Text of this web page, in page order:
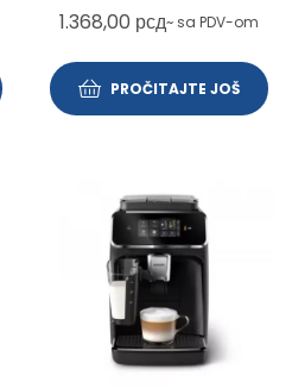
1.368,00 рсд~ sa PDV-om
PROČITAJTE JOŠ